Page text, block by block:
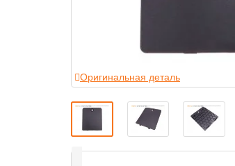
Оригинальная деталь